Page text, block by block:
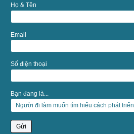
Họ & Tên
Email
Số điện thoại
Bạn đang là...